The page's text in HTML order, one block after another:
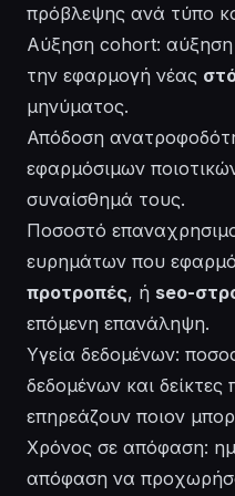
πρόβλεψης ανά τύπο
Αύξηση cohort: αύξηση
την εφαρμογή νέας
μηνύματος.
Απόδοση
εφαρμόσιμων
συναίσθημά τους.
Ποσοστό
ευρημάτων που
προτροπές, ή seo-
επόμενη επανάληψη.
Υγεία δεδομένων:
δεδομένων και
επηρεάζουν ποιον
Χρόνος σε απόφαση:
απόφαση να